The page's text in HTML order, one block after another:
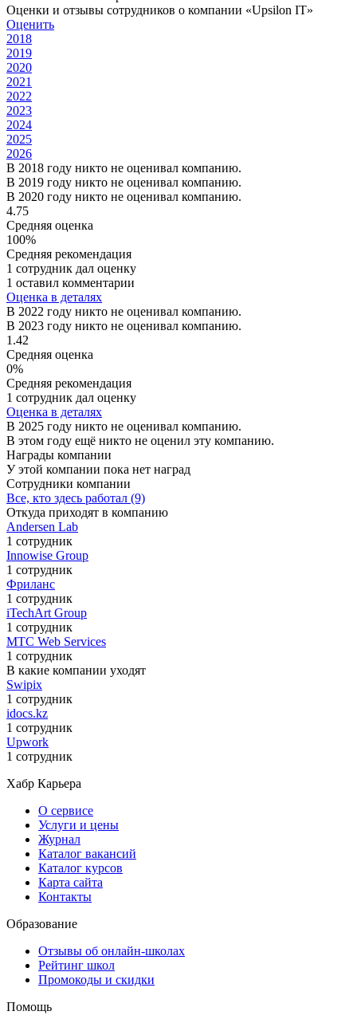
Оценки и отзывы сотрудников о компании «Upsilon IT»
Оценить
2018
2019
2020
2021
2022
2023
2024
2025
2026
В 2018 году никто не оценивал компанию.
В 2019 году никто не оценивал компанию.
В 2020 году никто не оценивал компанию.
4.75
Средняя оценка
100%
Средняя рекомендация
1 сотрудник дал оценку
1 оставил комментарии
Оценка в деталях
В 2022 году никто не оценивал компанию.
В 2023 году никто не оценивал компанию.
1.42
Средняя оценка
0%
Средняя рекомендация
1 сотрудник дал оценку
Оценка в деталях
В 2025 году никто не оценивал компанию.
В этом году ещё никто не оценил эту компанию.
Награды компании
У этой компании пока нет наград
Сотрудники компании
Все, кто здесь работал (9)
Откуда приходят в компанию
Andersen Lab
1 сотрудник
Innowise Group
1 сотрудник
Фриланс
1 сотрудник
iTechArt Group
1 сотрудник
МТС Web Services
1 сотрудник
В какие компании уходят
Swipix
1 сотрудник
idocs.kz
1 сотрудник
Upwork
1 сотрудник
Хабр Карьера
О сервисе
Услуги и цены
Журнал
Каталог вакансий
Каталог курсов
Карта сайта
Контакты
Образование
Отзывы об онлайн-школах
Рейтинг школ
Промокоды и скидки
Помощь